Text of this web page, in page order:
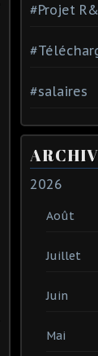
#Projet
#salaires
2026
Août
Juillet
Juin
Mai